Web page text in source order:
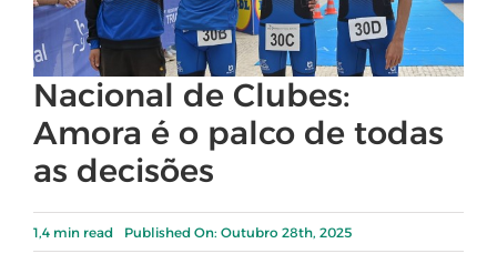
Nacional de Clubes:
Amora é o palco de todas
as decisões
1,4 min read Published On: Outubro 28th, 2025